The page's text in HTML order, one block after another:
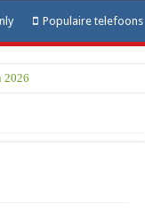
Populaire telefoons
2026